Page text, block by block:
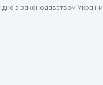
з законодавством України